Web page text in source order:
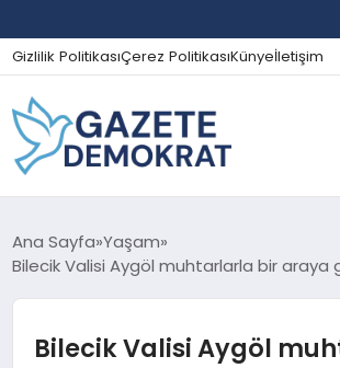
Gizlilik PolitikasıÇerez PolitikasıKünyeİletişim
GÜNDEM
Ana Sayfa Yaşam
Bilecik Valisi Aygöl muhtarlarla bir araya
Bilecik Valisi Aygöl